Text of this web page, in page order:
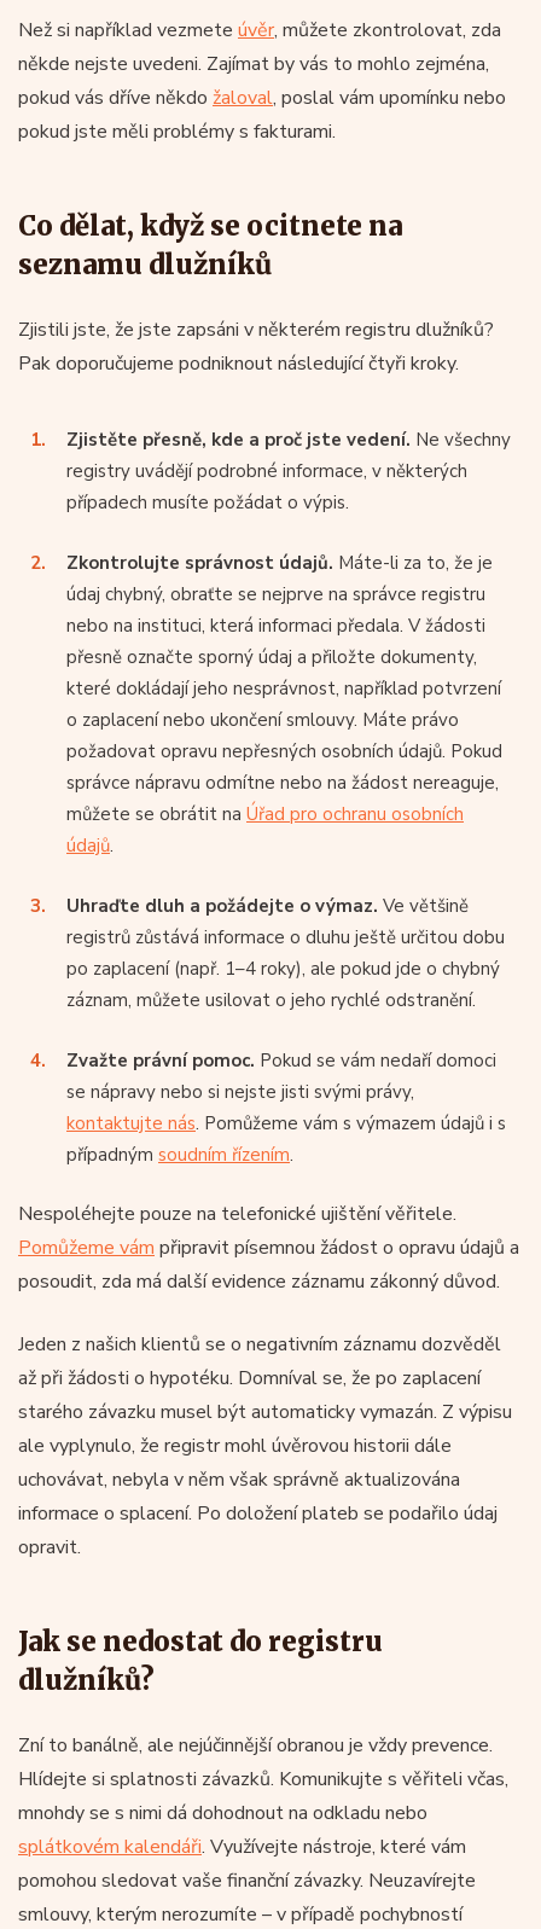
Než si například vezmete úvěr, můžete zkontrolovat, zda
někde nejste uvedeni. Zajímat by vás to mohlo zejména,
pokud vás dříve někdo žaloval, poslal vám upomínku nebo
pokud jste měli problémy s fakturami.
Co dělat, když se ocitnete na
seznamu dlužníků
Zjistili jste, že jste zapsáni v některém registru dlužníků?
Pak doporučujeme podniknout následující čtyři kroky.
Zjistěte přesně, kde a proč jste vedení. Ne všechny
registry uvádějí podrobné informace, v některých
případech musíte požádat o výpis.
Zkontrolujte správnost údajů. Máte-li za to, že je
údaj chybný, obraťte se nejprve na správce registru
nebo na instituci, která informaci předala. V žádosti
přesně označte sporný údaj a přiložte dokumenty,
které dokládají jeho nesprávnost, například potvrzení
o zaplacení nebo ukončení smlouvy. Máte právo
požadovat opravu nepřesných osobních údajů. Pokud
správce nápravu odmítne nebo na žádost nereaguje,
můžete se obrátit na Úřad pro ochranu osobních
údajů.
Uhraďte dluh a požádejte o výmaz. Ve většině
registrů zůstává informace o dluhu ještě určitou dobu
po zaplacení (např. 1–4 roky), ale pokud jde o chybný
záznam, můžete usilovat o jeho rychlé odstranění.
Zvažte právní pomoc. Pokud se vám nedaří domoci
se nápravy nebo si nejste jisti svými právy,
kontaktujte nás. Pomůžeme vám s výmazem údajů i s
případným soudním řízením.
Nespoléhejte pouze na telefonické ujištění věřitele.
Pomůžeme vám připravit písemnou žádost o opravu údajů a
posoudit, zda má další evidence záznamu zákonný důvod.
Jeden z našich klientů se o negativním záznamu dozvěděl
až při žádosti o hypotéku. Domníval se, že po zaplacení
starého závazku musel být automaticky vymazán. Z výpisu
ale vyplynulo, že registr mohl úvěrovou historii dále
uchovávat, nebyla v něm však správně aktualizována
informace o splacení. Po doložení plateb se podařilo údaj
opravit.
Jak se nedostat do registru
dlužníků?
Zní to banálně, ale nejúčinnější obranou je vždy prevence.
Hlídejte si splatnosti závazků. Komunikujte s věřiteli včas,
mnohdy se s nimi dá dohodnout na odkladu nebo
splátkovém kalendáři. Využívejte nástroje, které vám
pomohou sledovat vaše finanční závazky. Neuzavírejte
smlouvy, kterým nerozumíte – v případě pochybností